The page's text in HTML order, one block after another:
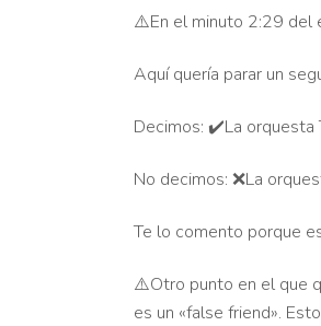
⚠️En el minuto 2:29 del
Aquí quería parar un
Decimos: ✔️La orquesta
No decimos: ❌La
Te lo comento porque
⚠️Otro punto en el que
es un «false friend».